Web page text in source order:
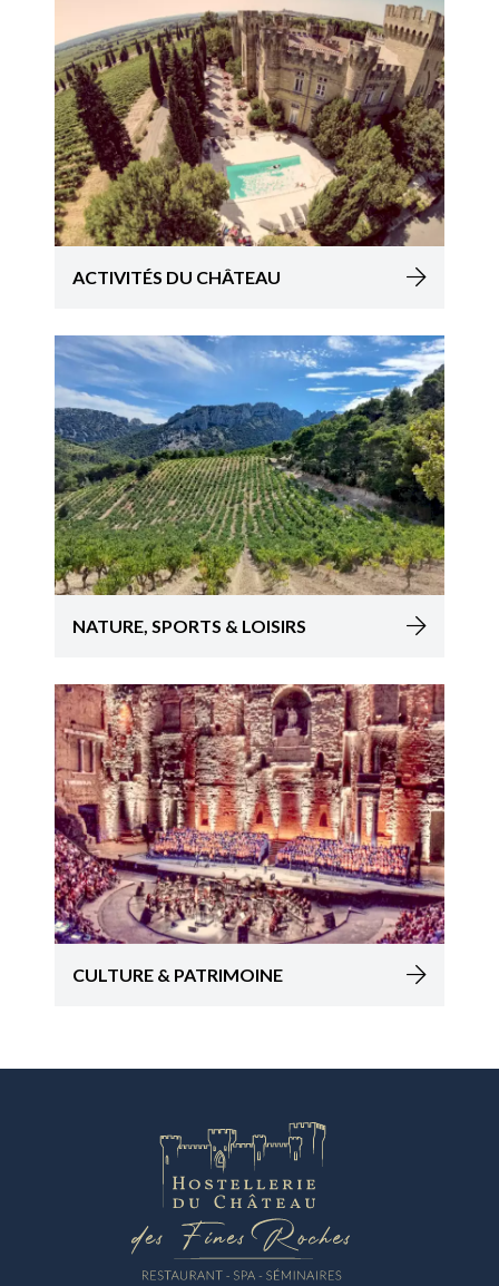
ACTIVITÉS DU CHÂTEAU
NATURE, SPORTS & LOISIRS
CULTURE & PATRIMOINE